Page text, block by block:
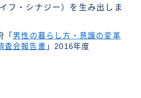
フ・シナジー）を生み出しま
「 男性の暮らし方・意識の変革
査会報告書 」2016年度